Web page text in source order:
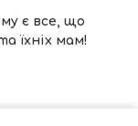
є все, що
їхніх мам!